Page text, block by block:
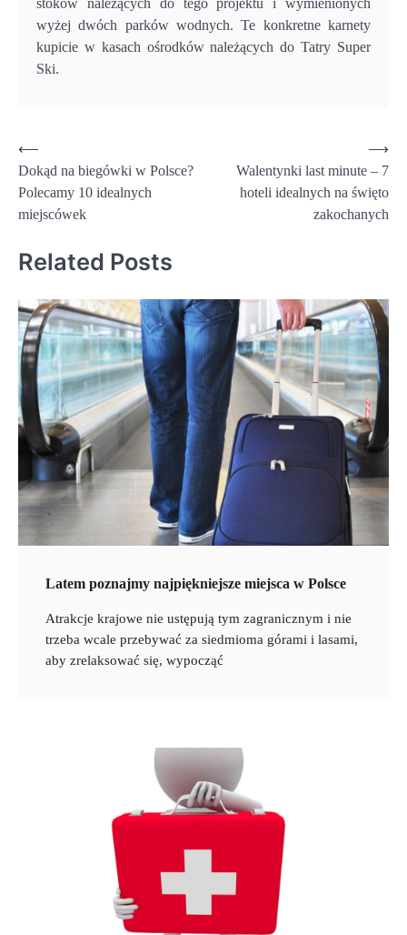
stoków należących do tego projektu i wymienionych
wyżej dwóch parków wodnych. Te konkretne karnety
kupicie w kasach ośrodków należących do Tatry Super
Ski.
Nawigacja
wpisu
⟵
Dokąd na biegówki w Polsce?
Polecamy 10 idealnych
miejscówek
Walentynki last minute – 7
hoteli idealnych na święto
zakochanych
⟶
Related Posts
Latem poznajmy najpiękniejsze miejsca w Polsce
Atrakcje krajowe nie ustępują tym zagranicznym i nie
trzeba wcale przebywać za siedmioma górami i lasami,
aby zrelaksować się, wypocząć